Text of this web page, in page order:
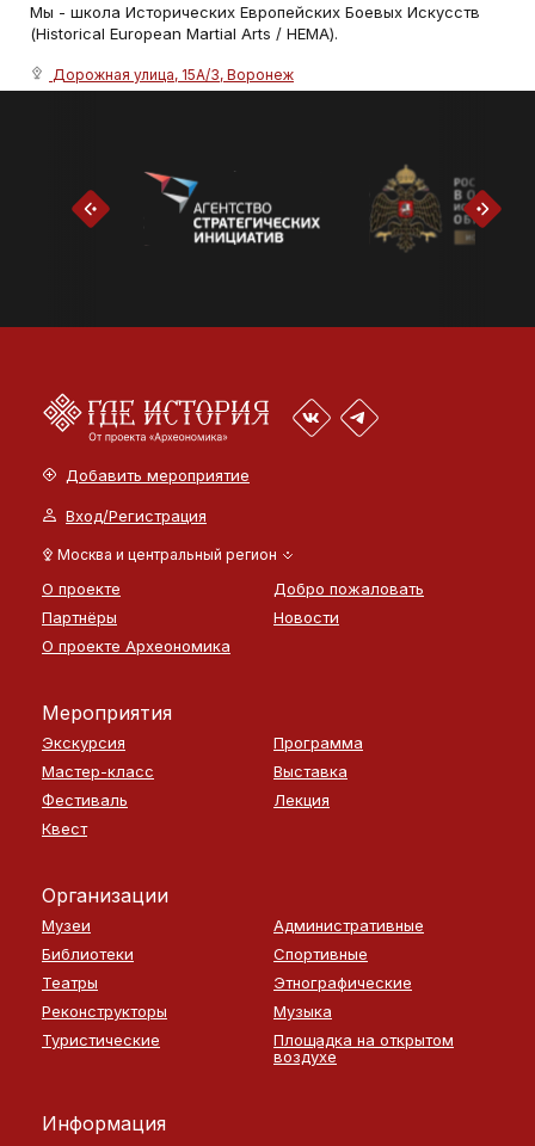
Мы - школа Исторических Европейских Боевых Искусств
(Historical European Martial Arts / HEMA).
Дорожная улица, 15А/3, Воронеж
Добавить мероприятие
Вход/Регистрация
Москва и центральный регион
О проекте
Добро пожаловать
Партнёры
Новости
О проекте Археономика
Мероприятия
Экскурсия
Программа
Мастер-класс
Выставка
Фестиваль
Лекция
Квест
Организации
Музеи
Административные
Библиотеки
Спортивные
Театры
Этнографические
Реконструкторы
Музыка
Туристические
Площадка на открытом
воздухе
Информация